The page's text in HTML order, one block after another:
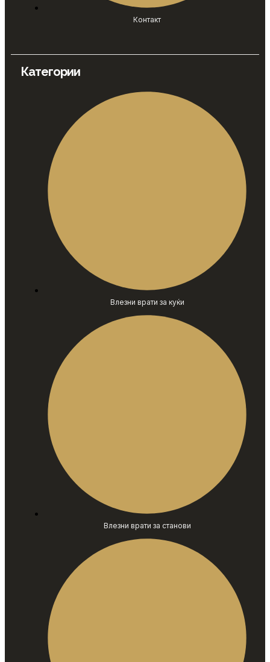
Контакт
Категории
Влезни врати за куќи
Влезни врати за станови